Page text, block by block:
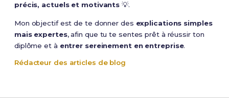
précis, actuels et motivants 💡.
Mon objectif est de te donner des explications simples
mais expertes, afin que tu te sentes prêt à réussir ton
diplôme et à entrer sereinement en entreprise.
Rédacteur des articles de blog